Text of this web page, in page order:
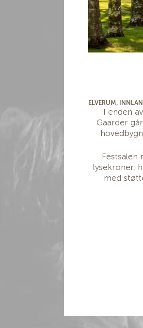
ELVERUM,
I enden
Gaarder
Festsalen
lysekroner,
med
Gården,
Deler av